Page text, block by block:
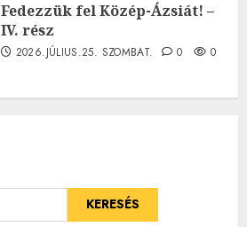
Fedezzük fel Közép-Ázsiát! –
IV. rész
2026.JÚLIUS.25. SZOMBAT. 0 0
KERESÉS